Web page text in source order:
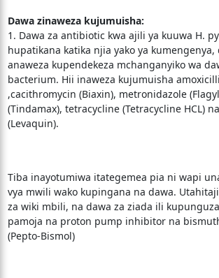
Dawa zinaweza kujumuisha:
1. Dawa za antibiotic kwa ajili ya kuuwa H.
hupatikana katika njia yako ya kumengenya,
anaweza kupendekeza mchanganyiko wa
bacterium. Hii inaweza kujumuisha
,cacithromycin (Biaxin), metronidazole
(Tindamax), tetracycline (Tetracycline HCL)
(Levaquin).
Tiba inayotumiwa itategemea pia ni wapi
vya mwili wako kupingana na dawa.
za wiki mbili, na dawa za ziada ili
pamoja na proton pump inhibitor na
(Pepto-Bismol)